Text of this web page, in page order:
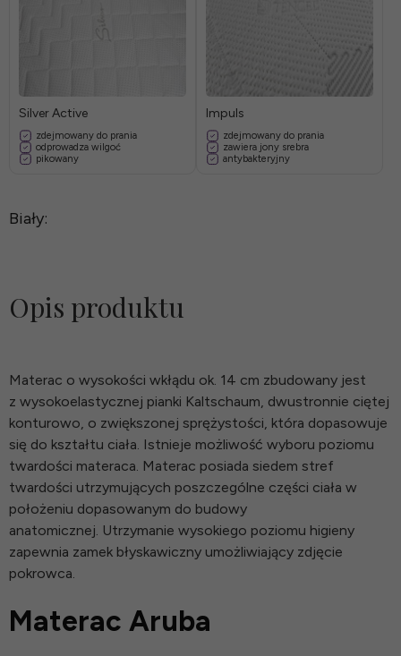
Silver Active
zdejmowany do prania
odprowadza wilgoć
pikowany
Impuls
zdejmowany do prania
zawiera jony srebra
antybakteryjny
Biały:
Opis produktu
Materac o wysokości wkłądu ok. 14 cm zbudowany jest
z wysokoelastycznej pianki Kaltschaum, dwustronnie ciętej
konturowo, o zwiększonej sprężystości, która dopasowuje
się do kształtu ciała. Istnieje możliwość wyboru poziomu
twardości materaca. Materac posiada siedem stref
twardości utrzymujących poszczególne części ciała w
położeniu dopasowanym do budowy
anatomicznej. Utrzymanie wysokiego poziomu higieny
zapewnia zamek błyskawiczny umożliwiający zdjęcie
pokrowca.
Materac Aruba